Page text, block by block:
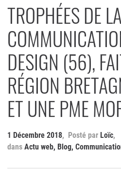
TROPHÉES DE LA
DESIGN (56),
RÉGION
ET UNE PME
1 Décembre 2018
Loïc
Actu web, Blog,